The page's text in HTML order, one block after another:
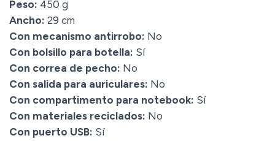
Peso: 450 g
Ancho: 29 cm
Con mecanismo antirrobo: No
Con bolsillo para botella: Sí
Con correa de pecho: No
Con salida para auriculares: No
Con compartimento para notebook: Sí
Con materiales reciclados: No
Con puerto USB: Sí